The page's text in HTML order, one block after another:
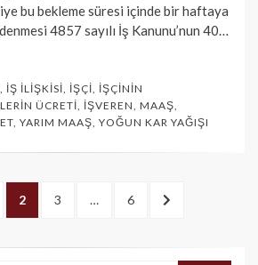
bu bekleme süresi içinde bir haftaya
4857 sayılı İş Kanunu’nun 40…
İŞ İLIŞKISI İŞÇI İŞÇININ
ÜCRETI İŞVEREN MAAŞ
YARIM MAAŞ YOĞUN KAR YAĞIŞI
PAGE
2 PAGE
3 … PAGE
6
SONRAKI